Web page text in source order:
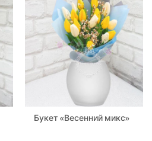
Букет «Весенний микс»